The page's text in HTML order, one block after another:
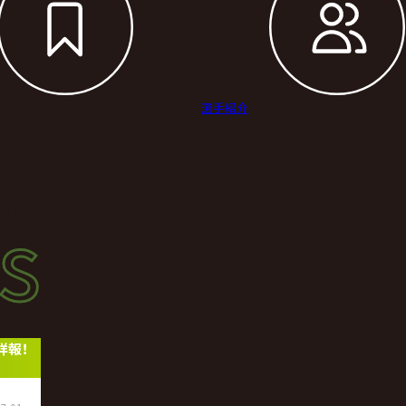
選手紹介
ス
！